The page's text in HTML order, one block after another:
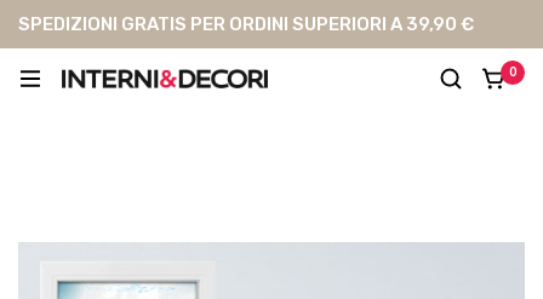
SPEDIZIONI GRATIS PER ORDINI SUPERIORI A 39,90 €
0